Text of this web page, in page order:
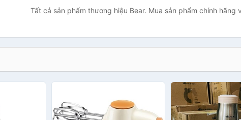
Tất cả sản phẩm thương hiệu Bear. Mua sản phẩm chính